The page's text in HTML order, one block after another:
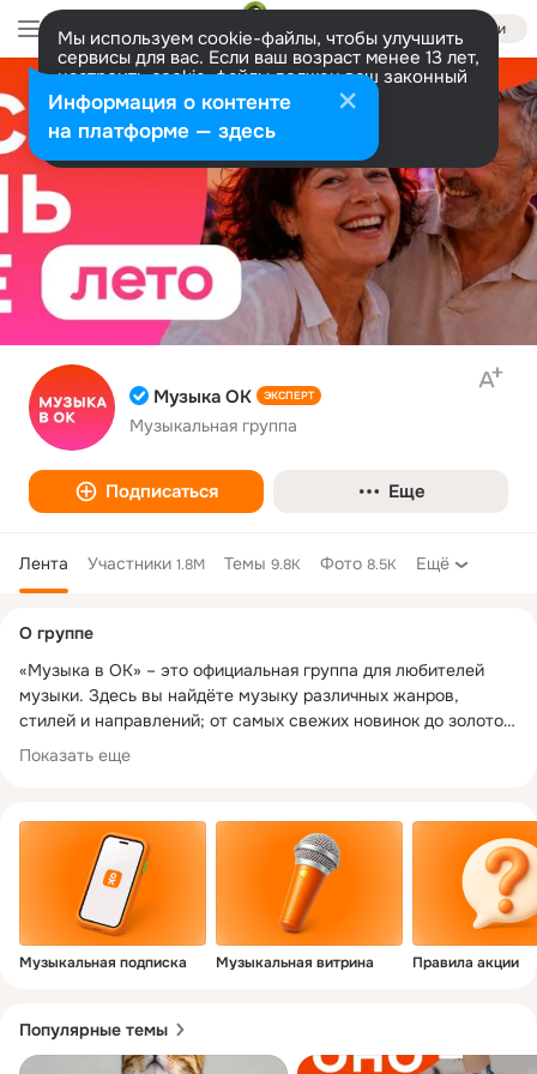
Войти
Мы используем cookie-файлы, чтобы улучшить
сервисы для вас. Если ваш возраст менее 13 лет,
настроить cookie-файлы должен ваш законный
представитель. Больше информации
Разрешить все Настроить
Музыка ОК ЭКСПЕРТ
Музыкальная группа
Подписаться Еще
Лента Участники 1.8M Темы 9.8K Фото 8.5K Ещё
Музыкальная подписка Музыкальная витрина Правила акции
Популярные темы
колонка
О группе
«Музыка в ОК» – это официальная группа для любителей
музыки. Здесь вы найдёте музыку различных жанров,
стилей и направлений; от самых свежих новинок до золотой
https://ok.ru/music
Показать еще
Информация о контенте
на платформе — здесь